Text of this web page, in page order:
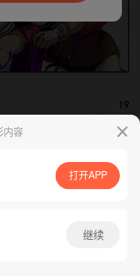
App免费看
漫App免费看
内容
打开APP
继续